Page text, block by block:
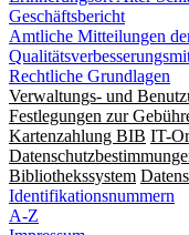
Geschäftsbericht
Amtliche Mitteilungen
Rechtliche Grundlagen
Verwaltungs- und
Festlegungen zur
Kartenzahlung BIB IT-
Bibliothekssystem
Identifikationsnummern
A-Z